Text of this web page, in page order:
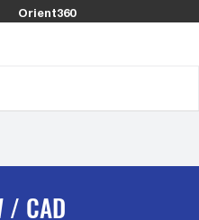
Orient360
/ CAD